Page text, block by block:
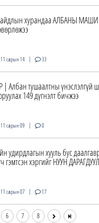
хурандаа АЛБАНЫ
сарын 14 | 33
| Албан тушаалтны үнэслэлгүй
149 дүгнэлт бичжээ
сарын 09 | 0
удирдлагын хууль бус
гэмтсэн хэргийг НУУН
сарын 07 | 17
6 7 8